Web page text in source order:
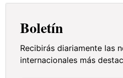
Boletín
Recibirás diariamente las
internacionales más